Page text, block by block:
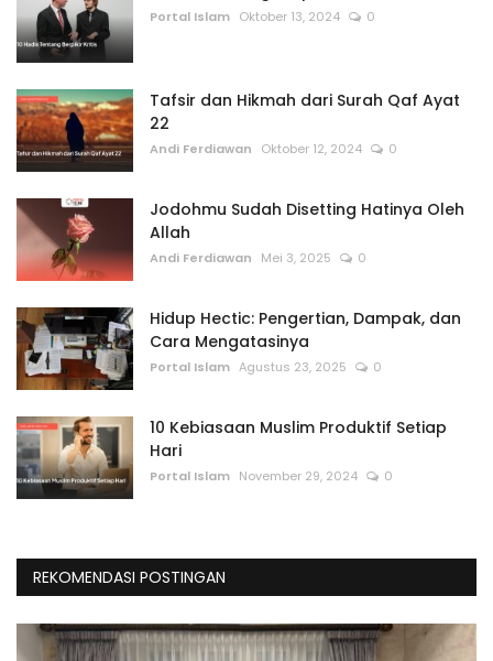
Portal Islam Oktober 13, 2024 0
Tafsir dan Hikmah dari Surah Qaf Ayat
22
Andi Ferdiawan Oktober 12, 2024 0
Jodohmu Sudah Disetting Hatinya Oleh
Allah
Andi Ferdiawan Mei 3, 2025 0
Hidup Hectic: Pengertian, Dampak, dan
Cara Mengatasinya
Portal Islam Agustus 23, 2025 0
10 Kebiasaan Muslim Produktif Setiap
Hari
Portal Islam November 29, 2024 0
REKOMENDASI POSTINGAN